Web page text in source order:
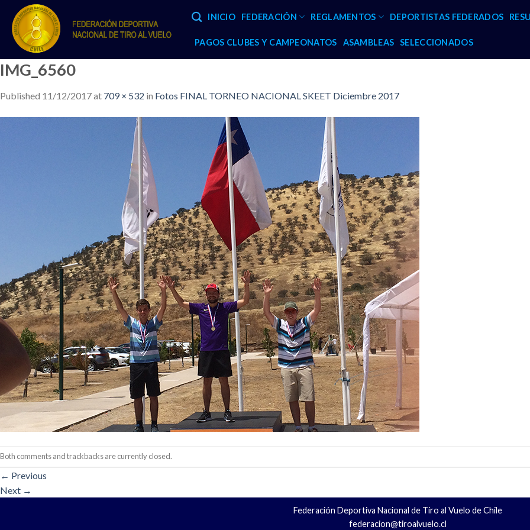
content
INICIO FEDERACIÓN REGLAMENTOS DEPORTISTAS FEDERADOS
PAGOS CLUBES Y CAMPEONATOS ASAMBLEAS SELECCIONADOS
IMG_6560
Published 11/12/2017at 709 × 532 in Fotos FINAL TORNEO NACIONAL SKEET Diciembre 2017
Both comments and trackbacks are currently closed.
← Previous
Next →
Federación Deportiva Nacional de Tiro al Vuelo de Chile
federacion@tiroalvuelo.cl